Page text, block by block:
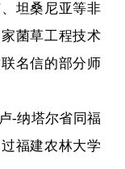
坦桑尼亚等非
菌草工程技术
名信的部分师
-纳塔尔省同福
福建农林大学